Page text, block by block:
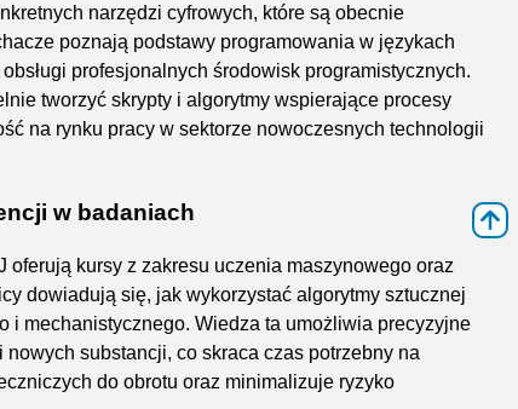
narzędzi cyfrowych, które są obecnie
poznają podstawy programowania w językach
profesjonalnych środowisk programistycznych.
tworzyć skrypty i algorytmy wspierające procesy
na rynku pracy w sektorze nowoczesnych technologii
w badaniach
oferują kursy z zakresu uczenia maszynowego oraz
dowiadują się, jak wykorzystać algorytmy sztucznej
i mechanistycznego. Wiedza ta umożliwia precyzyjne
substancji, co skraca czas potrzebny na
do obrotu oraz minimalizuje ryzyko